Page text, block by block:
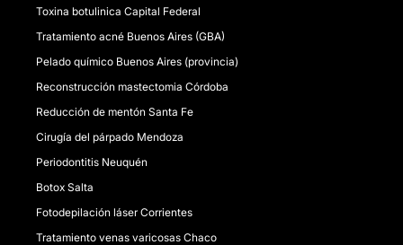
Toxina botulinica Capital Federal
Tratamiento acné Buenos Aires (GBA)
Pelado químico Buenos Aires (provincia)
Reconstrucción mastectomia Córdoba
Reducción de mentón Santa Fe
Cirugía del párpado Mendoza
Periodontitis Neuquén
Botox Salta
Fotodepilación láser Corrientes
Tratamiento venas varicosas Chaco